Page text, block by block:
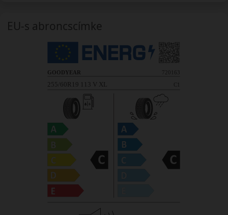
EU-s abroncscímke